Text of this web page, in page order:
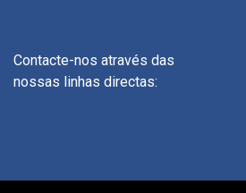
Contacte-nos através das
nossas linhas directas: